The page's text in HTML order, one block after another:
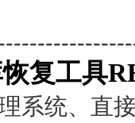
恢复工具
系统、直